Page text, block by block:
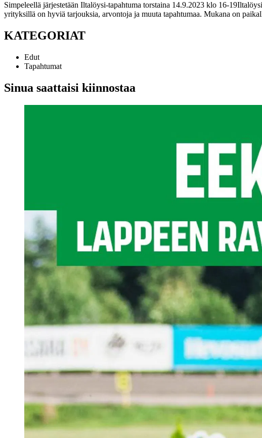
Simpeleellä järjestetään Iltalöysi-tapahtuma torstaina 14.9.2023 klo 16-19
yrityksillä on hyviä tarjouksia, arvontoja ja muuta tapahtumaa. Mukana on
KATEGORIAT
Edut
Tapahtumat
Sinua saattaisi kiinnostaa